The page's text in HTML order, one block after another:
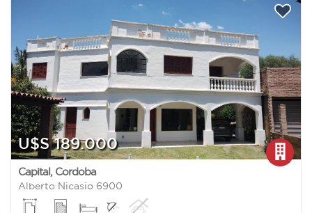
U$S 189.000
Capital, Cordoba
Alberto Nicasio 6900